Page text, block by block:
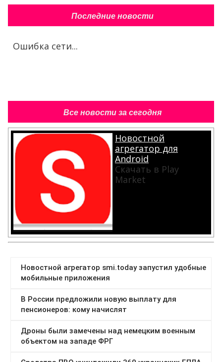
Последние новости
Ошибка сети...
Все новости за сегодня
Новостной
агрегатор для
Android
Скачать в Play
Market